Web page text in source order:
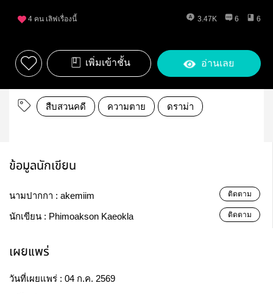
4 คน เลิฟเรื่องนี้ 3.47K 6 6
เพิ่มเข้าชั้น อ่านเลย
สืบสวนคดี ความตาย ดราม่า
ข้อมูลนักเขียน
นามปากกา : akemiim ติดตาม
นักเขียน : Phimoakson Kaeokla ติดตาม
เผยแพร่
วันที่เผยแพร่ : 04 ก.ค. 2569